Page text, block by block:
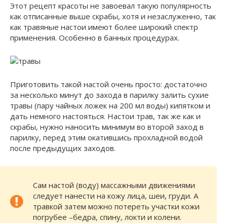
Этот рецепт красоты не завоевал такую популярность
как отписанные выше скрабы, хотя и незаслуженно, так
как травяные настои имеют более широкий спектр
применения. Особенно в банных процедурах.
Приготовить такой настой очень просто: достаточно
за несколько минут до захода в парилку залить сухие
травы (пару чайных ложек на 200 мл воды) кипятком и
дать немного настояться. Настои трав, так же как и
скрабы, нужно наносить минимум во второй заход в
парилку, перед этим окатившись прохладной водой
после предыдущих заходов.
Сам настой (воду) массажными движениями
следует нанести на кожу лица, шеи, груди. А
травкой затем можно потереть участки кожи
погрубее –бедра, спину, локти и колени.